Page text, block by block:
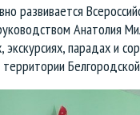
развивается
Анатолия
экскурсиях, парадах и